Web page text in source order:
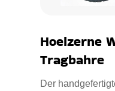
Hoelzerne
Tragbahre
Der